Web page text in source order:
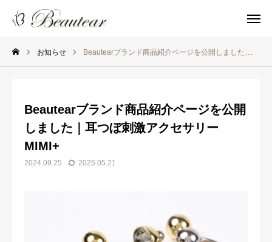
お知らせ Beautearブランド商品紹介ページを公開しました｜耳つぼ刺激アクセサリーMIMI+
Beautearブランド商品紹介ページを公開
しました｜耳つぼ刺激アクセサリー
MIMI+
2024.09.25 2025.05.21
Instagram お友だち追加
ホーム